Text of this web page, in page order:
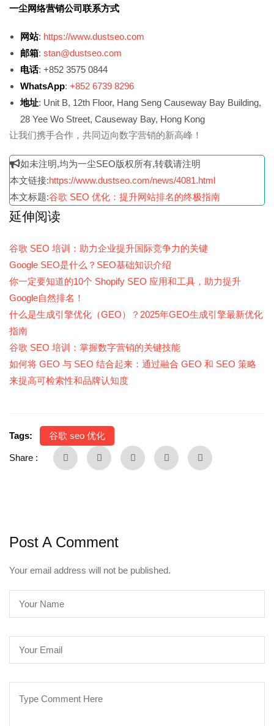
一尘网络营销公司联系方式
网站: https://www.dustseo.com
邮箱: stan@dustseo.com
电话: +852 3575 0844
WhatsApp: +852 6739 8296
地址: Unit B, 12th Floor, Hang Seng Causeway Bay Building,
28 Yee Wo Street, Causeway Bay, Hong Kong
让我们携手合作，共同迈向数字营销的新高峰！
如未注明,均为一尘SEO版权所有,转载请注明
本文链接:https://www.dustseo.com/news/4081.html
本文标题:谷歌 SEO 优化：提升网站排名的终极指南
延伸阅读
谷歌 SEO 培训：助力企业提升国际竞争力的关键
Google SEO是什么？SEO基础知识介绍
你一定要知道的10个 Shopify SEO 应用和工具，助力提升
Google自然排名！
什么是生成引擎优化（GEO）？2025年GEO生成引擎最新优化
指南
谷歌 SEO 培训：掌握数字营销的关键技能
如何将 GEO 与 SEO 结合起来：通过融合 GEO 和 SEO 策略
来提高可检索性和品牌认知度
Tags: 谷歌 seo 优化
Share :
Post A Comment
Your email address will not be published.